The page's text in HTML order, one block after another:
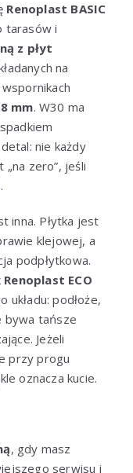
Renoplast BASIC
tarasów i
z płyt
na
mm. W30 ma
nie każdy
„na zero”, jeśli
inna. Płytka jest
klejowej, a
podpłytkowa.
Renoplast ECO
układu: podłoże,
bywa tańsze
Jeżeli
przy progu
oznacza kucie.
, gdy masz
serwisu i